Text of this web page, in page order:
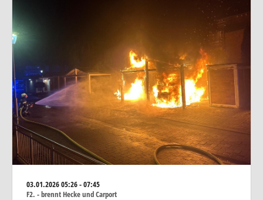
03.01.202605:26 - 07:45
F2. - brennt Hecke und Carport